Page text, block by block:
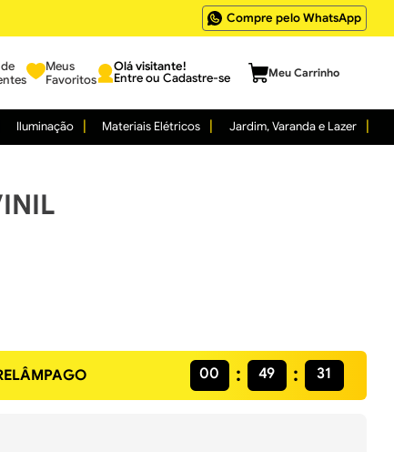
Compre pelo WhatsApp
Meus
Favoritos
Entre ou Cadastre-se
Iluminação Materiais Elétricos Jardim, Varanda e Lazer
00 49 30